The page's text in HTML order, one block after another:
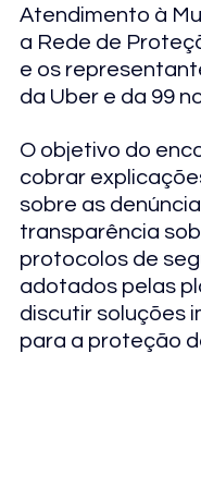
Atendimento à
a Rede de
e os
da Uber e da 99
O objetivo do
cobrar
sobre as
transparência
protocolos de
adotados pelas
discutir soluções
para a proteção